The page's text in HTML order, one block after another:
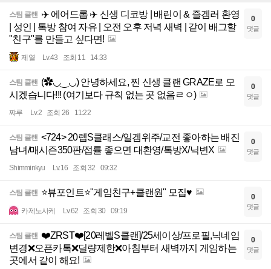
스팀 클랜 ✈️ 에어드롭 ✈️ 신생 디코방 | 배린이 & 즐겜러 환영
| 성인 | 톡방 참여 자유 | 오전 오후 저녁 새벽 | 같이 배그할
"친구"를 만들고 싶다면!
제열 Lv.43 조회 11 14:33
0
댓글
스팀 클랜 (✿◡‿◡) 안녕하세요, 찐 신생 클랜 GRAZE로 모
시겠습니다!!! (여기보다 규칙 없는 곳 없음ㄹㅇ)
쨔루 Lv.2 조회 26 11:22
0
댓글
스팀 클랜 <724> 20렙S클래스/일겜위주/교전 좋아하는 배진
남녀/매시즌350판/접률 좋으면 대환영/톡방X/닉변X
Shimminkyu Lv.16 조회 32 09:32
0
댓글
스팀 클랜 ⭐뷰포인트⭐"게임친구+클랜원" 모집♥️
카제노사케 Lv.62 조회 30 09:19
0
댓글
스팀 클랜 ❤️ZRST❤️[20레벨S클랜]/25세이상/프로필,닉네임
변경❌오픈카톡❌딜량제한❌아침부터 새벽까지 게임하는
곳에서 같이 해요!
0
댓글